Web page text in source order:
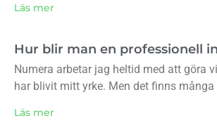
Läs mer
Hur blir man en professionell
Numera arbetar jag heltid med att göra
har blivit mitt yrke. Men det finns
Läs mer